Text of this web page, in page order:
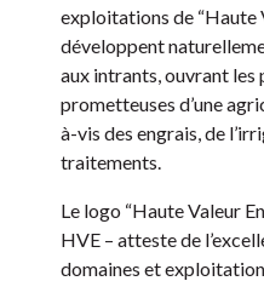
exploitations de “Haute
développent
aux intrants, ouvrant les
prometteuses d’une
à-vis des engrais, de
traitements.
Le logo “Haute Valeur
HVE – atteste de
domaines et